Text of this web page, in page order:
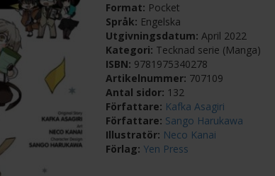
Format: Pocket
Språk: Engelska
Utgivningsdatum:April 2022
Kategori: Tecknad serie (Manga)
ISBN: 9781975340278
Artikelnummer: 707109
Antal sidor: 132
Författare: Kafka Asagiri
Författare: Sango Harukawa
Illustratör: Neco Kanai
Förlag: Yen Press